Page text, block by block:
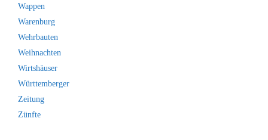
Wappen
Warenburg
Wehrbauten
Weihnachten
Wirtshäuser
Württemberger
Zeitung
Zünfte